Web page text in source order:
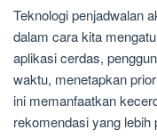
Teknologi penjadwalan
dalam cara kita
aplikasi cerdas,
waktu, menetapkan
ini memanfaatkan
rekomendasi yang